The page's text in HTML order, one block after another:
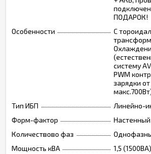
ПОДАРОК!
Особенности
С
систему
PWM
зарядки
Тип ИБП
Линейно-
Форм-фактор
Настенный
Количествово фаз
Мощность кВА
1,5 (1500ВА)